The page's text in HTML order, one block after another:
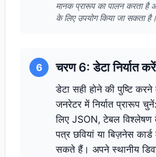
मानक प्रारूप का पालन करता है
के लिए उपयोग किया जा सकता है।
6 चरण 6: डेटा निर्यात करें
डेटा सही होने की पुष्टि
जनरेटर में निर्यात प्रारूप
लिए JSON, टेबल विश्लेषण
पत्र छवियां या बिज़नेस
सकते हैं। अपने स्थानीय